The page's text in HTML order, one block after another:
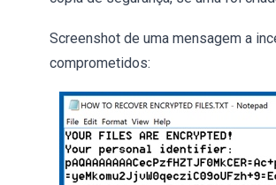
Screenshot de uma mensagem a
comprometidos: